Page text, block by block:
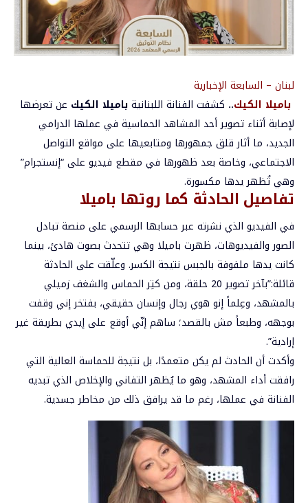
لبنان – السابعة الإخبارية
باميلا الكيك.. كشفت الفنانة اللبنانيةباميلا الكيك عن تعرضها
لإصابة أثناء تصوير أحد المشاهد الحماسية في عملها الدرامي
الجديد، ما أثار قلق جمهورها ومتابعيها على مواقع التواصل
الاجتماعي، وخاصة بعد ظهورها في مقطع فيديو على “إنستجرام”
وهي تُظهر يدها مكسورة.
تفاصيل الحادثة كما روتها باميلا
في الفيديو الذي نشرته عبر حسابها الرسمي على منصة تبادل
الصور والفيديوهات، ظهرت باميلا وهي تتحدث بصوت هادئ، بينما
كانت يدها ملفوفة بالجبس نتيجة الكسر. وعلّقت على الحادثة
قائلة:”بآخر تصوير 20 حلقة، ومن كتِر الحماس والشغف زميلي
بالمشهد، وعِلماً إنو هوي رجال وإنسان حقيقي، بفتخر إني وقفت
بوجهه، وطبعاً مش بالقصد؛ ساهم إنّي أوقع على إيدي بطريقة غير
إرادية”.
وأكدت أن الحادث لم يكن متعمدًا، بل نتيجة للحماسة العالية التي
رافقت أداء المشهد، وهو ما يُظهر التفاني والإخلاص الذي تبديه
الفنانة في عملها، رغم ما قد يرافق ذلك من مخاطر جسدية.